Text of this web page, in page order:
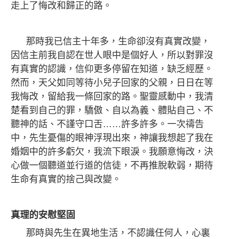
走上了悔改和歸正的路。
那時我已信主十年多，生命卻沒有真實改變，
因信主前我自認在世人眼中是個好人，所以對罪沒
有真實的認識，信仰更多停留在知道，缺乏經歷。
然而，天父如同等待小兒子回家的父親，日日在等
我悔改，留給我一條回家的路。聖靈感動中，我清
楚看到自己的罪，驕傲、自以為義、體貼自己、不
聽神的話、不謹守口舌……許多許多。一次禱告
中，先生憂傷的眼神浮現出來，神讓我想起了我在
婚姻中的許多虧欠，我流下眼淚。我願意悔改，決
心做一個聽道並行道的信徒，不再推脫軟弱，期待
生命有真實的捨己與改變。
真理的安慰堅固
那時與先生在異地生活，不認識任何人，心裏